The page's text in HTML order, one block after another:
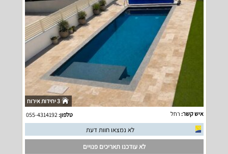
3 יחידות אירוח
איש קשר: רחל טלפון:055-4314192
לא נמצאו חוות דעת
לא עודכנו תאריכים פנויים